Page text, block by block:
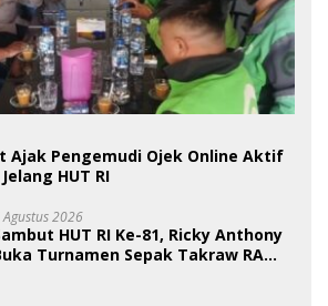
Ajak Pengemudi Ojek Online Aktif
HUT RI
Agustus 2026
HUT RI Ke-81, Ricky Anthony
Turnamen Sepak Takraw RA